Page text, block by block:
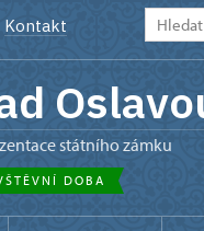
Kontakt
státního zámku
DOBA